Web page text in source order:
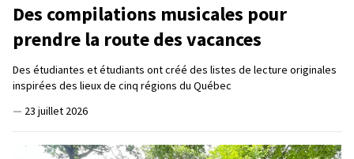
Des compilations musicales pour
prendre la route des vacances
Des étudiantes et étudiants ont créé des listes de lecture originales
inspirées des lieux de cinq régions du Québec
— 23 juillet 2026